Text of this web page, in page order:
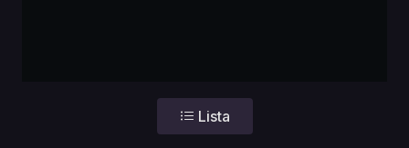
Lista